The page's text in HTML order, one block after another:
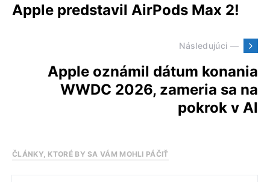
Apple predstavil AirPods Max 2!
Následujúci —
Apple oznámil dátum konania
WWDC 2026, zameria sa na
pokrok v AI
ČLÁNKY, KTORÉ BY SA VÁM MOHLI PÁČIŤ